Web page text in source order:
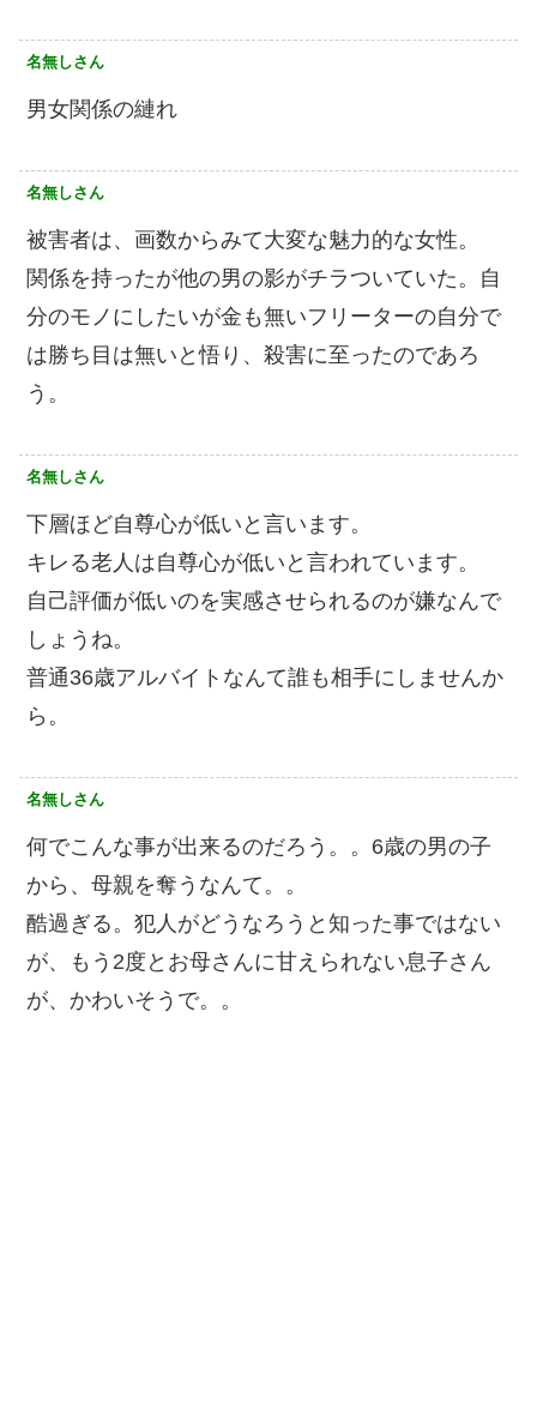
名無しさん
男女関係の縺れ
名無しさん
被害者は、画数からみて大変な魅力的な女性。
関係を持ったが他の男の影がチラついていた。自
分のモノにしたいが金も無いフリーターの自分で
は勝ち目は無いと悟り、殺害に至ったのであろ
う。
名無しさん
下層ほど自尊心が低いと言います。
キレる老人は自尊心が低いと言われています。
自己評価が低いのを実感させられるのが嫌なんで
しょうね。
普通36歳アルバイトなんて誰も相手にしませんか
ら。
名無しさん
何でこんな事が出来るのだろう。。6歳の男の子
から、母親を奪うなんて。。
酷過ぎる。犯人がどうなろうと知った事ではない
が、もう2度とお母さんに甘えられない息子さん
が、かわいそうで。。